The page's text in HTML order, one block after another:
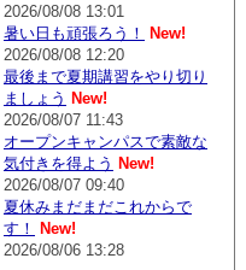
2026/08/08 13:01
暑い日も頑張ろう！
New!
2026/08/08 12:20
最後まで夏期講習をやり切り
ましょう New!
2026/08/07 11:43
オープンキャンパスで素敵な
気付きを得よう New!
2026/08/07 09:40
夏休みまだまだこれからで
す！
New!
2026/08/06 13:28